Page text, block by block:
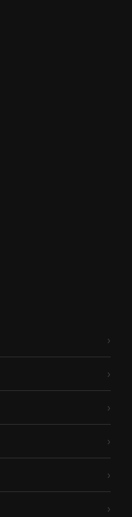
›
›
›
›
›
›